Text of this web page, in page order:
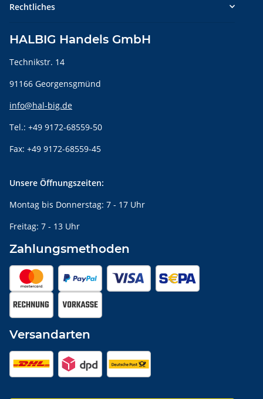
Rechtliches
HALBIG Handels GmbH
Technikstr. 14
91166 Georgensgmünd
info@hal-big.de
Tel.: +49 9172-68559-50
Fax: +49 9172-68559-45
Unsere Öffnungszeiten:
Montag bis Donnerstag: 7 - 17 Uhr
Freitag: 7 - 13 Uhr
Zahlungsmethoden
Versandarten